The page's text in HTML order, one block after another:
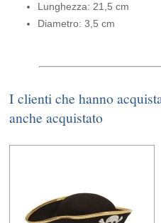
Lunghezza: 21,5 cm
Diametro: 3,5 cm
I clienti che hanno
anche acquistato